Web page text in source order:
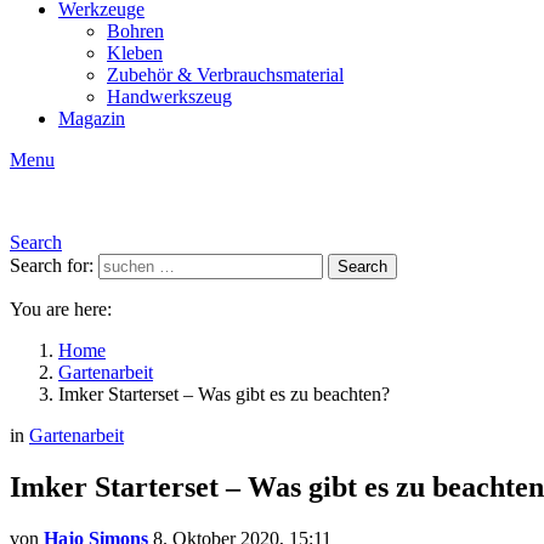
Werkzeuge
Bohren
Kleben
Zubehör & Verbrauchsmaterial
Handwerkszeug
Magazin
Menu
Search
Search for:
Search
You are here:
Home
Gartenarbeit
Imker Starterset – Was gibt es zu beachten?
in Gartenarbeit
Imker Starterset – Was gibt es zu
von Hajo Simons 8. Oktober 2020, 15:11